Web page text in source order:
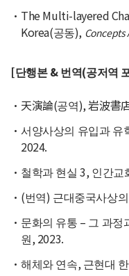
The Multi-layered
Korea(공동), Concepts
[단행본 & 번역(공저역
天演論(공역), 岩波書
서양사상의 유입과 유
2024.
철학과 현실 3, 인간
(번역) 근대중국사상
문화의 유통 – 그 과
원, 2023.
해체와 연속, 근현대